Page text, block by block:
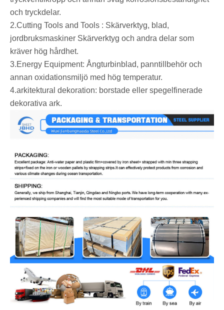
och tryckdelar.
2.‌Cutting Tools and Tools ‌: Skärverktyg, blad,
jordbruksmaskiner Skärverktyg och andra delar som
kräver hög hårdhet.
3.‌Energy Equipment: Ångturbinblad, panntillbehör och
annan oxidationsmiljö med hög temperatur.
4.‌arkitektural dekoration: borstade eller spegelfinerade
dekorativa ark.